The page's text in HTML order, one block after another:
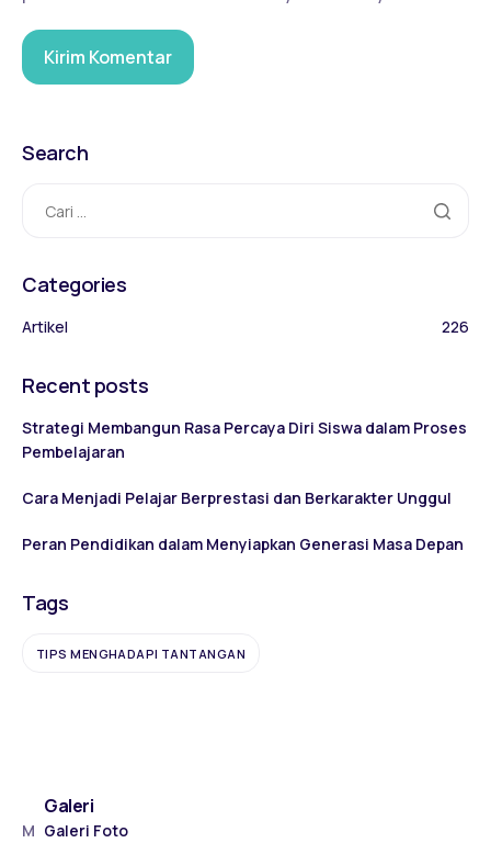
Search
Categories
Artikel 226
Recent posts
Strategi Membangun Rasa Percaya Diri Siswa dalam Proses
Pembelajaran
Cara Menjadi Pelajar Berprestasi dan Berkarakter Unggul
Peran Pendidikan dalam Menyiapkan Generasi Masa Depan
Tags
TIPS MENGHADAPI TANTANGAN
M
Galeri
Galeri Foto